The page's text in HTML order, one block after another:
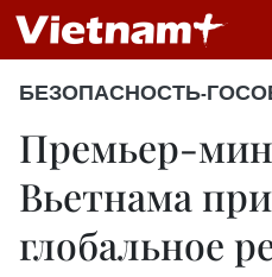
БЕЗОПАСНОСТЬ-
Премьер-
Вьетнама
глобальное